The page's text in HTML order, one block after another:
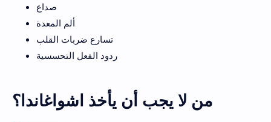
صداع
ألم المعدة
تسارع ضربات القلب
ردود الفعل التحسسية
من لا يجب أن يأخذ اشواغاندا؟